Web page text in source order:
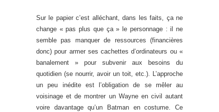
Sur le papier c’est alléchant, dans les faits, ça ne
change « pas plus que ça » le personnage : il ne
semble pas manquer de ressources (financières
donc) pour armer ses cachettes d’ordinateurs ou «
banalement » pour subvenir aux besoins du
quotidien (se nourrir, avoir un toit, etc.). L’approche
un peu inédite est l’obligation de se mêler au
voisinage et de montrer un Wayne en civil autant
voire davantage qu’un Batman en costume. Ce